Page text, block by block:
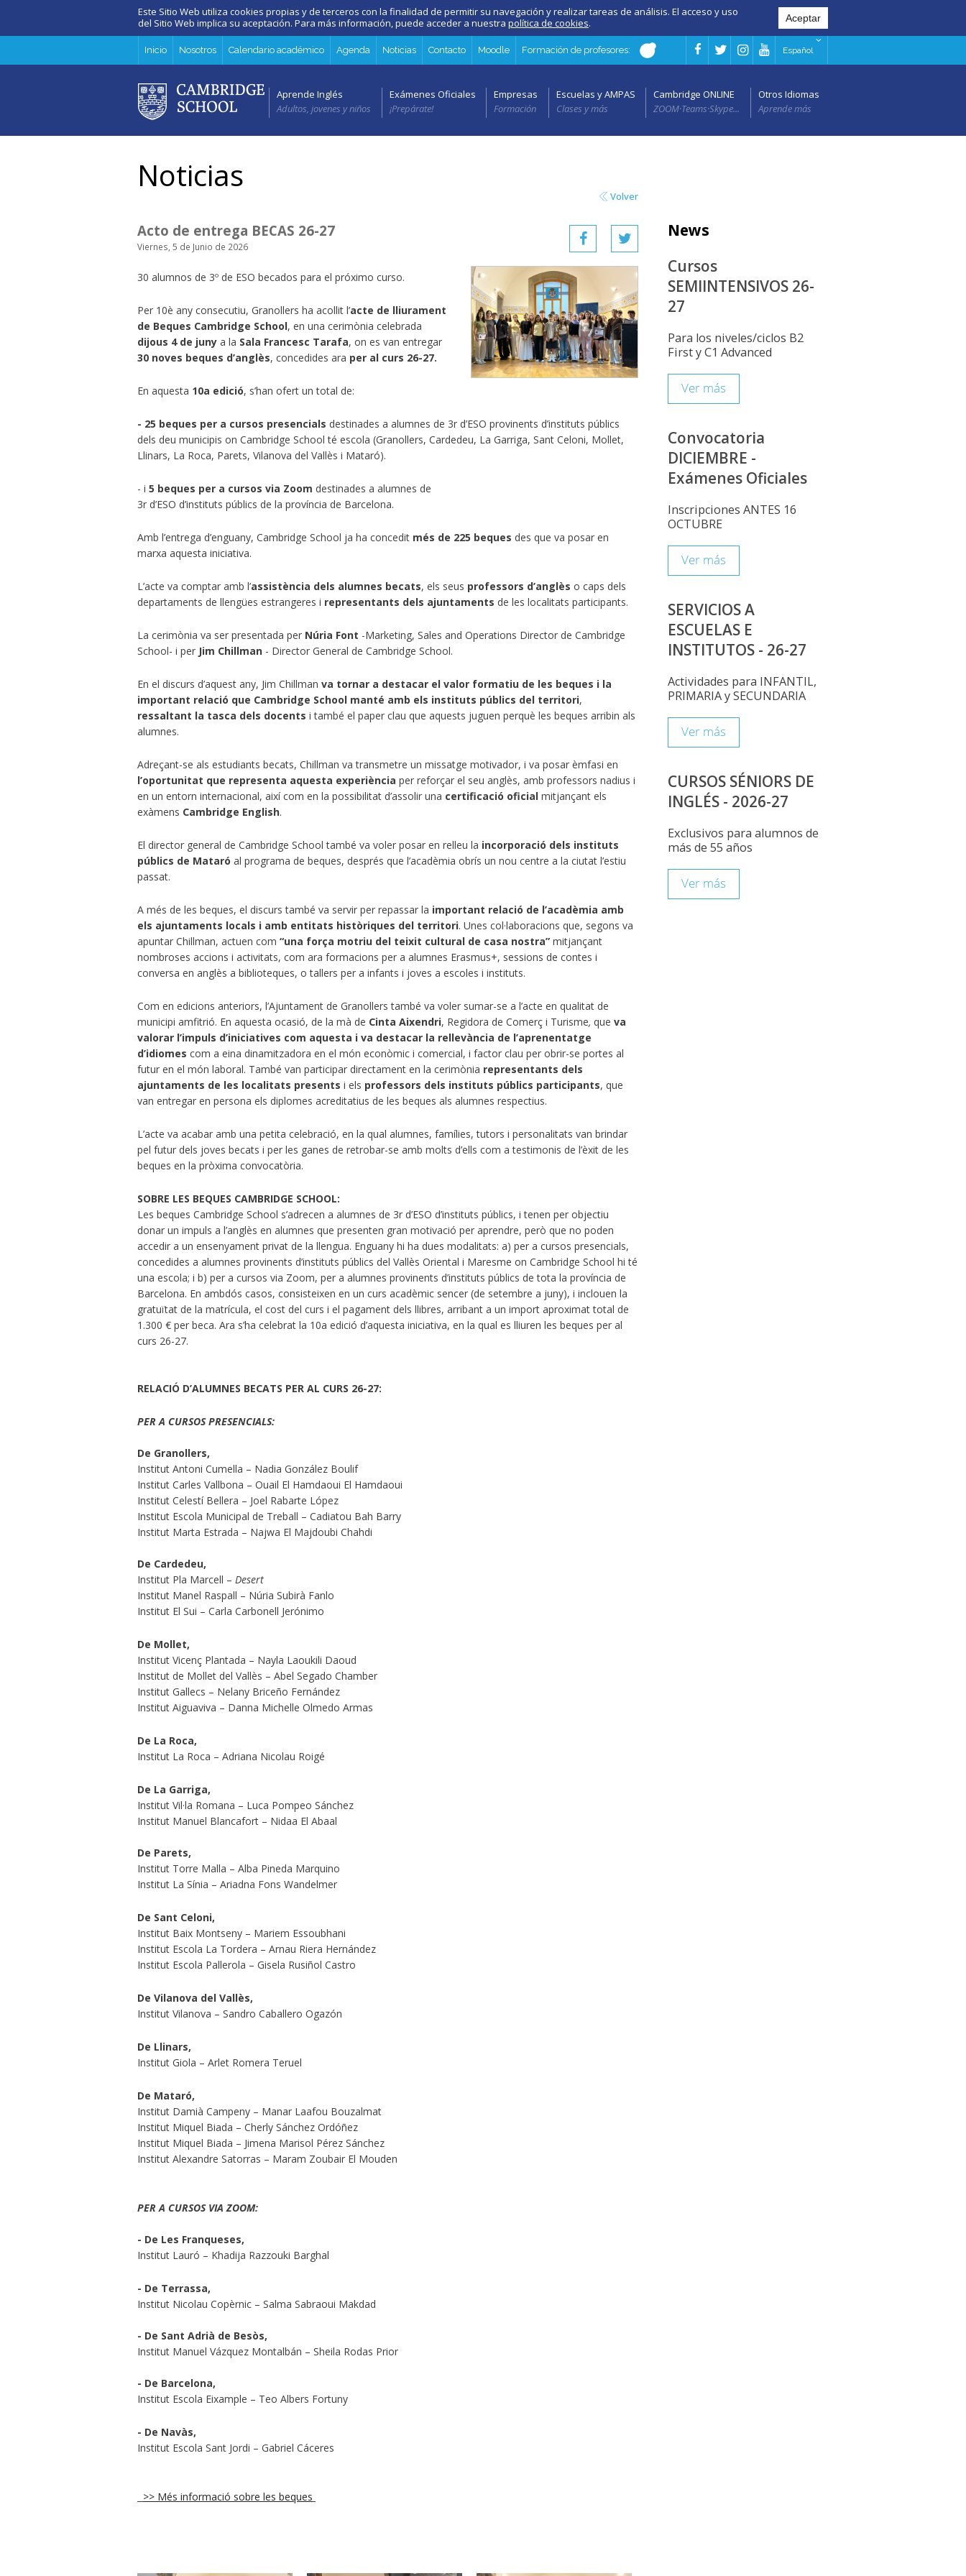
Este Sitio Web utiliza cookies propias y de terceros con la finalidad de permitir su navegación y realizar tareas de análisis. El acceso y uso
del Sitio Web implica su aceptación. Para más información, puede acceder a nuestra política de cookies.
Inicio Nosotros Calendario académico Agenda Noticias Contacto Moodle Formación de profesores: Español
Aprende Inglés
Adultos, jovenes y niños
Exámenes Oficiales
¡Prepárate!
Empresas
Formación
Escuelas y AMPAS
Clases y más
Cambridge ONLINE
ZOOM·Teams·Skype...
Otros Idiomas
Aprende más
Noticias
Volver
News
Cursos
SEMIINTENSIVOS 26-
27
Para los niveles/ciclos B2
First y C1 Advanced
Ver más
Convocatoria
DICIEMBRE -
Exámenes Oficiales
Inscripciones ANTES 16
OCTUBRE
Ver más
SERVICIOS A
ESCUELAS E
INSTITUTOS - 26-27
Actividades para INFANTIL,
PRIMARIA y SECUNDARIA
Ver más
CURSOS SÉNIORS DE
INGLÉS - 2026-27
Exclusivos para alumnos de
más de 55 años
Ver más
Acto de entrega BECAS 26-27
Viernes, 5 de Junio de 2026
30 alumnos de 3º de ESO becados para el próximo curso.
Per 10è any consecutiu, Granollers ha acollit l’acte de lliurament
de Beques Cambridge School, en una cerimònia celebrada
dijous 4 de juny a la Sala Francesc Tarafa, on es van entregar
30 noves beques d’anglès, concedides ara per al curs 26-27.
En aquesta 10a edició, s’han ofert un total de:
- 25 beques per a cursos presencials destinades a alumnes de 3r d’ESO provinents d’instituts públics
dels deu municipis on Cambridge School té escola (Granollers, Cardedeu, La Garriga, Sant Celoni, Mollet,
Llinars, La Roca, Parets, Vilanova del Vallès i Mataró).
- i 5 beques per a cursos via Zoom destinades a alumnes de
3r d’ESO d’instituts públics de la província de Barcelona.
Amb l’entrega d’enguany, Cambridge School ja ha concedit més de 225 beques des que va posar en
marxa aquesta iniciativa.
L’acte va comptar amb l’assistència dels alumnes becats, els seus professors d’anglès o caps dels
departaments de llengües estrangeres i representants dels ajuntaments de les localitats participants.
La cerimònia va ser presentada per Núria Font -Marketing, Sales and Operations Director de Cambridge
School- i per Jim Chillman - Director General de Cambridge School.
En el discurs d’aquest any, Jim Chillman va tornar a destacar el valor formatiu de les beques i la
important relació que Cambridge School manté amb els instituts públics del territori,
ressaltant la tasca dels docents i també el paper clau que aquests juguen perquè les beques arribin als
alumnes.
Adreçant-se als estudiants becats, Chillman va transmetre un missatge motivador, i va posar èmfasi en
l’oportunitat que representa aquesta experiència per reforçar el seu anglès, amb professors nadius i
en un entorn internacional, així com en la possibilitat d’assolir una certificació oficial mitjançant els
exàmens Cambridge English.
El director general de Cambridge School també va voler posar en relleu la incorporació dels instituts
públics de Mataró al programa de beques, després que l’acadèmia obrís un nou centre a la ciutat l’estiu
passat.
A més de les beques, el discurs també va servir per repassar la important relació de l’acadèmia amb
els ajuntaments locals i amb entitats històriques del territori. Unes col·laboracions que, segons va
apuntar Chillman, actuen com “una força motriu del teixit cultural de casa nostra” mitjançant
nombroses accions i activitats, com ara formacions per a alumnes Erasmus+, sessions de contes i
conversa en anglès a biblioteques, o tallers per a infants i joves a escoles i instituts.
Com en edicions anteriors, l’Ajuntament de Granollers també va voler sumar-se a l’acte en qualitat de
municipi amfitrió. En aquesta ocasió, de la mà de Cinta Aixendri, Regidora de Comerç i Turisme, que va
valorar l’impuls d’iniciatives com aquesta i va destacar la rellevància de l’aprenentatge
d’idiomes com a eina dinamitzadora en el món econòmic i comercial, i factor clau per obrir-se portes al
futur en el món laboral. També van participar directament en la cerimònia representants dels
ajuntaments de les localitats presents i els professors dels instituts públics participants, que
van entregar en persona els diplomes acreditatius de les beques als alumnes respectius.
L’acte va acabar amb una petita celebració, en la qual alumnes, famílies, tutors i personalitats van brindar
pel futur dels joves becats i per les ganes de retrobar-se amb molts d’ells com a testimonis de l’èxit de les
beques en la pròxima convocatòria.
SOBRE LES BEQUES CAMBRIDGE SCHOOL:
Les beques Cambridge School s’adrecen a alumnes de 3r d’ESO d’instituts públics, i tenen per objectiu
donar un impuls a l’anglès en alumnes que presenten gran motivació per aprendre, però que no poden
accedir a un ensenyament privat de la llengua. Enguany hi ha dues modalitats: a) per a cursos presencials,
concedides a alumnes provinents d’instituts públics del Vallès Oriental i Maresme on Cambridge School hi té
una escola; i b) per a cursos via Zoom, per a alumnes provinents d’instituts públics de tota la província de
Barcelona. En ambdós casos, consisteixen en un curs acadèmic sencer (de setembre a juny), i inclouen la
gratuïtat de la matrícula, el cost del curs i el pagament dels llibres, arribant a un import aproximat total de
1.300 € per beca. Ara s’ha celebrat la 10a edició d’aquesta iniciativa, en la qual es lliuren les beques per al
curs 26-27.
RELACIÓ D’ALUMNES BECATS PER AL CURS 26-27:
PER A CURSOS PRESENCIALS:
De Granollers,
Institut Antoni Cumella – Nadia González Boulif
Institut Carles Vallbona – Ouail El Hamdaoui El Hamdaoui
Institut Celestí Bellera – Joel Rabarte López
Institut Escola Municipal de Treball – Cadiatou Bah Barry
Institut Marta Estrada – Najwa El Majdoubi Chahdi
De Cardedeu,
Institut Pla Marcell – Desert
Institut Manel Raspall – Núria Subirà Fanlo
Institut El Sui – Carla Carbonell Jerónimo
De Mollet,
Institut Vicenç Plantada – Nayla Laoukili Daoud
Institut de Mollet del Vallès – Abel Segado Chamber
Institut Gallecs – Nelany Briceño Fernández
Institut Aiguaviva – Danna Michelle Olmedo Armas
De La Roca,
Institut La Roca – Adriana Nicolau Roigé
De La Garriga,
Institut Vil·la Romana – Luca Pompeo Sánchez
Institut Manuel Blancafort – Nidaa El Abaal
De Parets,
Institut Torre Malla – Alba Pineda Marquino
Institut La Sínia – Ariadna Fons Wandelmer
De Sant Celoni,
Institut Baix Montseny – Mariem Essoubhani
Institut Escola La Tordera – Arnau Riera Hernández
Institut Escola Pallerola – Gisela Rusiñol Castro
De Vilanova del Vallès,
Institut Vilanova – Sandro Caballero Ogazón
De Llinars,
Institut Giola – Arlet Romera Teruel
De Mataró,
Institut Damià Campeny – Manar Laafou Bouzalmat
Institut Miquel Biada – Cherly Sánchez Ordóñez
Institut Miquel Biada – Jimena Marisol Pérez Sánchez
Institut Alexandre Satorras – Maram Zoubair El Mouden
PER A CURSOS VIA ZOOM:
- De Les Franqueses,
Institut Lauró – Khadija Razzouki Barghal
- De Terrassa,
Institut Nicolau Copèrnic – Salma Sabraoui Makdad
- De Sant Adrià de Besòs,
Institut Manuel Vázquez Montalbán – Sheila Rodas Prior
- De Barcelona,
Institut Escola Eixample – Teo Albers Fortuny
- De Navàs,
Institut Escola Sant Jordi – Gabriel Cáceres
>> Més informació sobre les beques